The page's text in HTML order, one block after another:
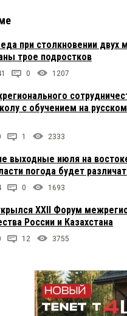
при столкновении двух
трое подростков
0 1207
с обучением на
1 2333
выходные июля на
погода будет
0 1693
XXII Форум
России и Казахстана
12 3755